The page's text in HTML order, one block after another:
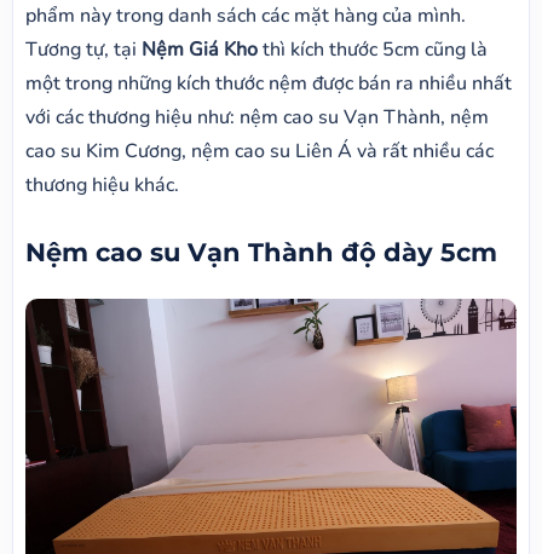
phẩm này trong danh sách các mặt hàng của mình.
Tương tự, tại Nệm Giá Khothì kích thước 5cm cũng là
một trong những kích thước nệm được bán ra nhiều nhất
với các thương hiệu như: nệm cao su Vạn Thành, nệm
cao su Kim Cương, nệm cao su Liên Á và rất nhiều các
thương hiệu khác.
Nệm cao su Vạn Thành độ dày 5cm